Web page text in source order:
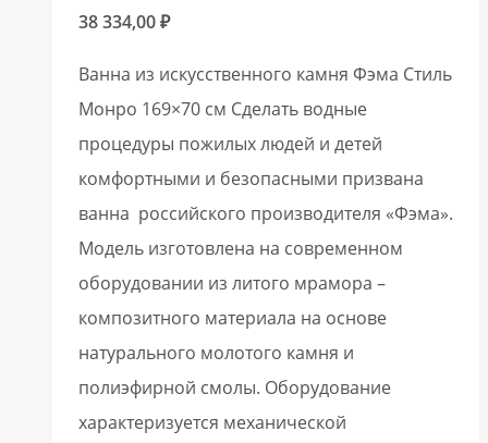
38 334,00₽
Ванна из искусственного камня Фэма Стиль
Монро 169×70 см Сделать водные
процедуры пожилых людей и детей
комфортными и безопасными призвана
ванна российского производителя «Фэма».
Модель изготовлена на современном
оборудовании из литого мрамора –
композитного материала на основе
натурального молотого камня и
полиэфирной смолы. Оборудование
характеризуется механической